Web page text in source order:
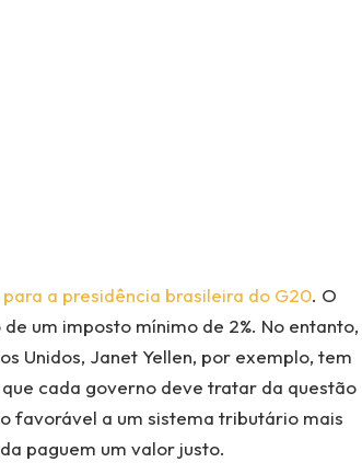
a presidência brasileira do G20. O
um imposto mínimo de 2%. No entanto,
Unidos, Janet Yellen, por exemplo, tem
cada governo deve tratar da questão
favorável a um sistema tributário mais
paguem um valor justo.